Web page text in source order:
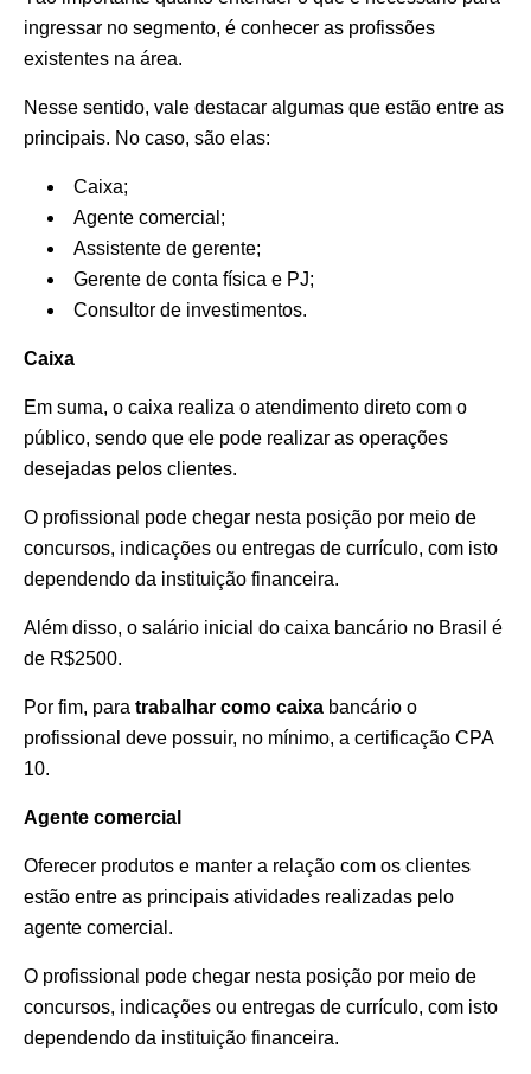
ingressar no segmento, é conhecer as profissões
existentes na área.
Nesse sentido, vale destacar algumas que estão entre as
principais. No caso, são elas:
Caixa;
Agente comercial;
Assistente de gerente;
Gerente de conta física e PJ;
Consultor de investimentos.
Caixa
Em suma, o caixa realiza o atendimento direto com o
público, sendo que ele pode realizar as operações
desejadas pelos clientes.
O profissional pode chegar nesta posição por meio de
concursos, indicações ou entregas de currículo, com isto
dependendo da instituição financeira.
Além disso, o salário inicial do caixa bancário no Brasil é
de R$2500.
Por fim, para trabalhar como caixa bancário o
profissional deve possuir, no mínimo, a certificação CPA
10.
Agente comercial
Oferecer produtos e manter a relação com os clientes
estão entre as principais atividades realizadas pelo
agente comercial.
O profissional pode chegar nesta posição por meio de
concursos, indicações ou entregas de currículo, com isto
dependendo da instituição financeira.